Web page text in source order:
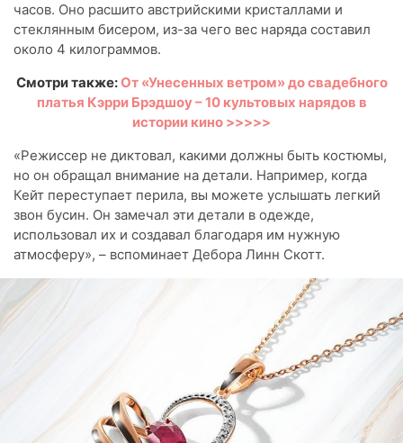
часов. Оно расшито австрийскими кристаллами и
стеклянным бисером, из-за чего вес наряда составил
около 4 килограммов.
Смотри также:От «Унесенных ветром» до свадебного
платья Кэрри Брэдшоу – 10 культовых нарядов в
истории кино >>>>>
«Режиссер не диктовал, какими должны быть костюмы,
но он обращал внимание на детали. Например, когда
Кейт переступает перила, вы можете услышать легкий
звон бусин. Он замечал эти детали в одежде,
использовал их и создавал благодаря им нужную
атмосферу», – вспоминает Дебора Линн Скотт.